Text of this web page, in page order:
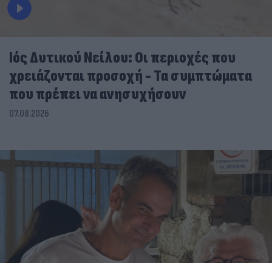
Ιός Δυτικού Νείλου: Οι περιοχές που
χρειάζονται προσοχή - Τα συμπτώματα
που πρέπει να ανησυχήσουν
07.08.2026